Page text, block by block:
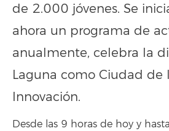
de 2.000 jóvenes. Se
ahora un programa de
anualmente, celebra la
Laguna como Ciudad de
Innovación.
Desde las 9 horas de hoy y